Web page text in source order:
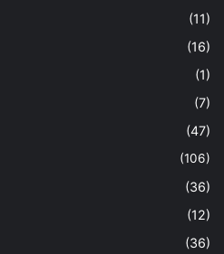
(11)
(16)
(1)
(7)
(47)
(106)
(36)
(12)
(36)